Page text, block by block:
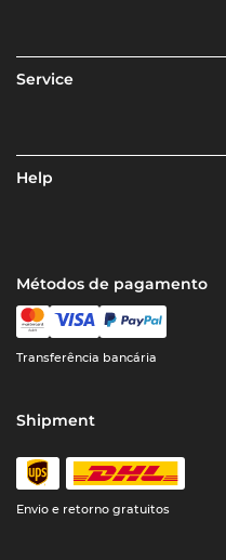
Service
Help
Métodos de pagamento
Transferência bancária
Shipment
Envio e retorno gratuitos